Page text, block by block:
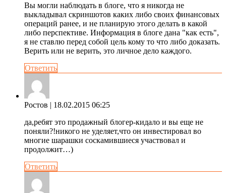
Вы могли наблюдать в блоге, что я никогда не
выкладывал скриншотов каких либо своих финансовых
операций ранее, и не планирую этого делать в какой
либо перспективе. Информация в блоге дана "как есть",
я не ставлю перед собой цель кому то что либо доказать.
Верить или не верить, это личное дело каждого.
Ответить
Ростов | 18.02.2015 06:25
да,ребят это продажный блогер-кидало и вы еще не
поняли?!никого не уделяет,что он инвестировал во
многие шарашки соскамившиеся участвовал и
продолжит…)
Ответить